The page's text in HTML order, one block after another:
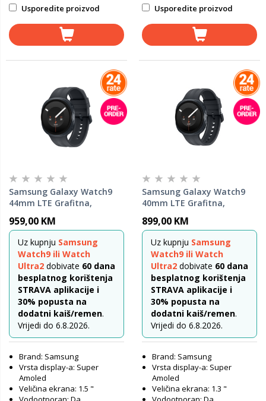
Usporedite proizvod Usporedite proizvod
Samsung Galaxy Watch9
44mm LTE Grafitna,
959,00 KM
Uz kupnju Samsung
Watch9 ili Watch
Ultra2 dobivate 60 dana
besplatnog korištenja
STRAVA aplikacije i
30% popusta na
dodatni kaiš/remen.
Vrijedi do 6.8.2026.
Brand: Samsung
Vrsta display-a: Super
Amoled
Veličina ekrana: 1.5 "
Samsung Galaxy Watch9
40mm LTE Grafitna,
899,00 KM
Uz kupnju Samsung
Watch9 ili Watch
Ultra2 dobivate 60 dana
besplatnog korištenja
STRAVA aplikacije i
30% popusta na
dodatni kaiš/remen.
Vrijedi do 6.8.2026.
Brand: Samsung
Vrsta display-a: Super
Amoled
Veličina ekrana: 1.3 "